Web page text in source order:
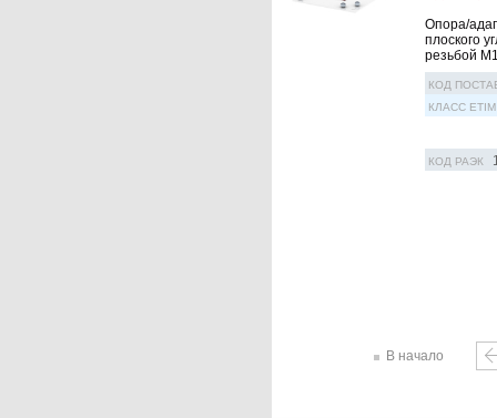
Опора/
плоского
резьбой
КОД
КЛАСС ETIM
КОД РАЭК
В начало